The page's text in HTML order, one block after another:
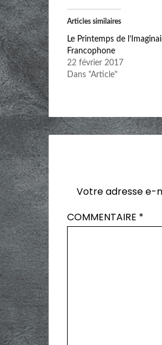
Articles similaires
Le Printemps de
Francophone
22 février 2017
Dans "Article"
Votre adresse e-
COMMENTAIRE *